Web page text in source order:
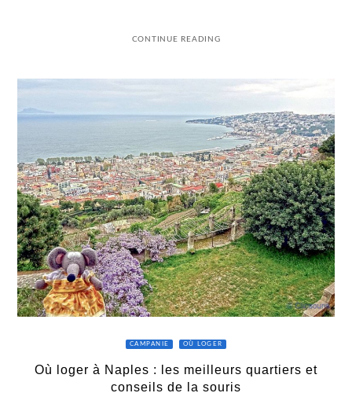
CONTINUE READING
CAMPANIE OÙ LOGER
Où loger à Naples : les meilleurs quartiers et
conseils de la souris